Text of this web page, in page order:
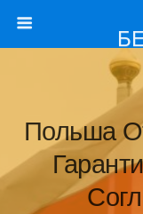
Польша